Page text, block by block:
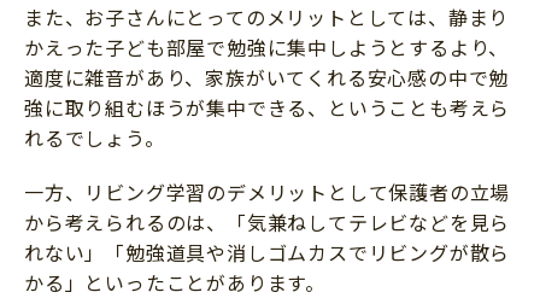
また、お子さんにとってのメリットとしては、静まり
かえった子ども部屋で勉強に集中しようとするより、
適度に雑音があり、家族がいてくれる安心感の中で勉
強に取り組むほうが集中できる、ということも考えら
れるでしょう。
一方、リビング学習のデメリットとして保護者の立場
から考えられるのは、「気兼ねしてテレビなどを見ら
れない」「勉強道具や消しゴムカスでリビングが散ら
かる」といったことがあります。